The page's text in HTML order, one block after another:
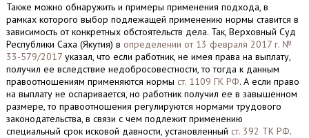
Также можно обнаружить и примеры применения подхода, в
рамках которого выбор подлежащей применению нормы ставится в
зависимость от конкретных обстоятельств дела. Так, Верховный Суд
Республики Саха (Якутия) в определении от 13 февраля 2017 г. №
33-579/2017указал, что если работник, не имея права на выплату,
получил ее вследствие недобросовестности, то тогда к данным
правоотношениям применяются нормы ст. 1109 ГК РФ. А если право
на выплату не оспаривается, но работник получил ее в завышенном
размере, то правоотношения регулируются нормами трудового
законодательства, в связи с чем подлежит применению
специальный срок исковой давности, установленный ст. 392 ТК РФ.